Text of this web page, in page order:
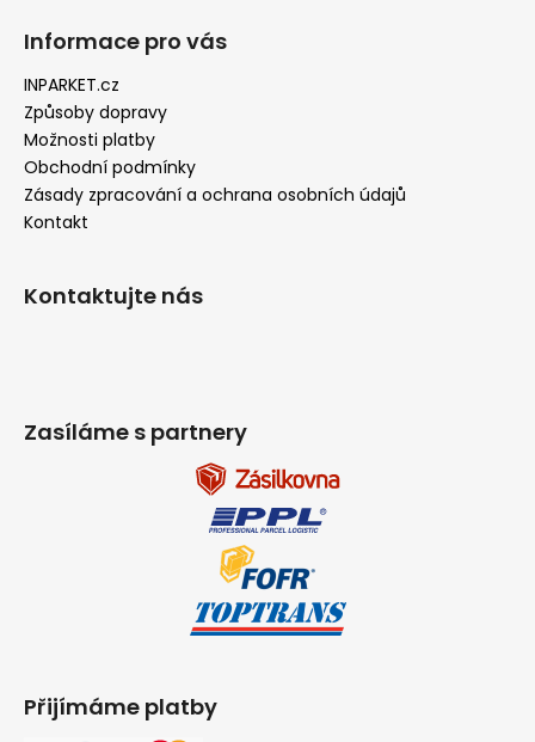
Informace pro vás
INPARKET.cz
Způsoby dopravy
Možnosti platby
Obchodní podmínky
Zásady zpracování a ochrana osobních údajů
Kontakt
Kontaktujte nás
Zasíláme s partnery
Přijímáme platby